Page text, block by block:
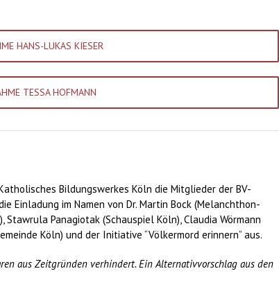
HANS-LUKAS KIESER
TESSA HOFMANN
Bildungswerkes Köln die Mitglieder der BV-
Einladung im Namen von Dr. Martin Bock (Melanchthon-
Panagiotak (Schauspiel Köln), Claudia Wörmann
Köln) und der Initiative “Völkermord erinnern” aus.
aus Zeitgründen verhindert. Ein Alternativvorschlag aus den